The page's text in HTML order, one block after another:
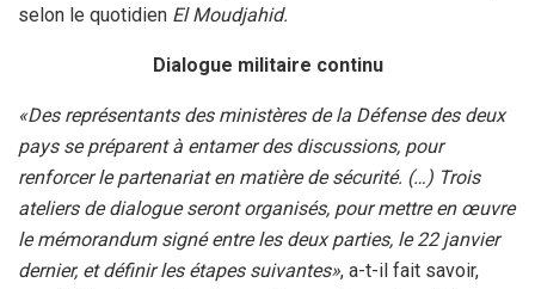
selon le quotidien El Moudjahid.
Dialogue militaire continu
«Des représentants des ministères de la Défense des deux
pays se préparent à entamer des discussions, pour
renforcer le partenariat en matière de sécurité. (…) Trois
ateliers de dialogue seront organisés, pour mettre en œuvre
le mémorandum signé entre les deux parties, le 22 janvier
dernier, et définir les étapes suivantes», a-t-il fait savoir,